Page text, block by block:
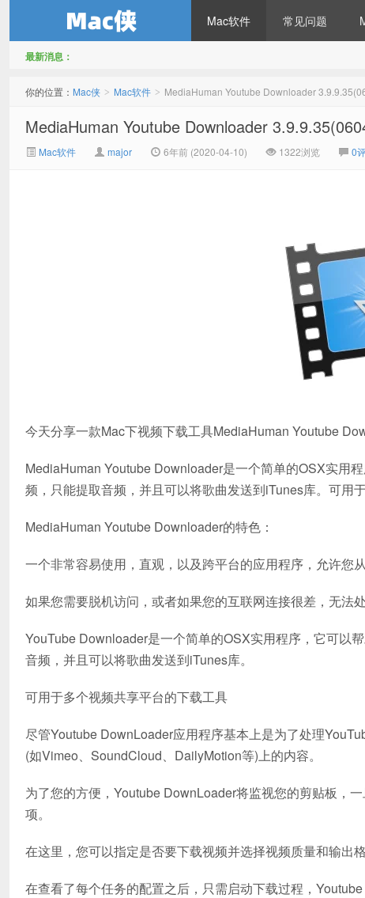
Mac软件 常见问题
最新消息：
你的位置： Mac侠 > Mac软件 > MediaHuman Youtube Downloader
MediaHuman Youtube Downloader
Mac软件 major 6年前 (2020-04-10) 1322浏览 0
今天分享一款Mac下视频下载工具MediaHuman Youtube
MediaHuman Youtube Downloader是一个简单的OSX实用
频，只能提取音频，并且可以将歌曲发送到iTunes库。可用
MediaHuman Youtube Downloader的特色：
一个非常容易使用，直观，以及跨平台的应用程序，允许您
如果您需要脱机访问，或者如果您的互联网连接很差，无法
YouTube Downloader是一个简单的OSX实用程序，它可以
音频，并且可以将歌曲发送到iTunes库。
可用于多个视频共享平台的下载工具
尽管Youtube DownLoader应用程序基本上是为了处理
(如Vimeo、SoundCloud、DailyMotion等)上的内容。
为了您的方便，Youtube DownLoader将监视您的剪贴板，
项。
在这里，您可以指定是否要下载视频并选择视频质量和输出
在查看了每个任务的配置之后，只需启动下载过程，